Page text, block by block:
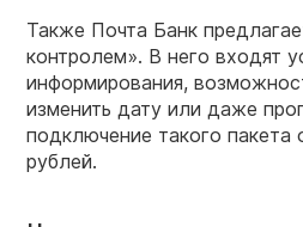
Также Почта Банк
контролем». В него входят
информирования,
изменить дату или даже
подключение такого пакета
рублей.